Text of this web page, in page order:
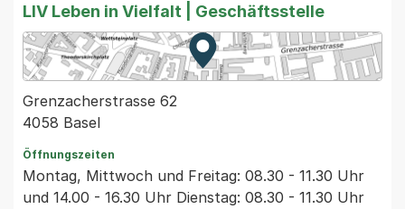
LIV Leben in Vielfalt | Geschäftsstelle
Zur Karte von MapBS.
Externer Link, wird in einem
Grenzacherstrasse 62
4058 Basel
Öffnungszeiten
Montag, Mittwoch und Freitag: 08.30 - 11.30 Uhr
und 14.00 - 16.30 Uhr Dienstag: 08.30 - 11.30 Uhr